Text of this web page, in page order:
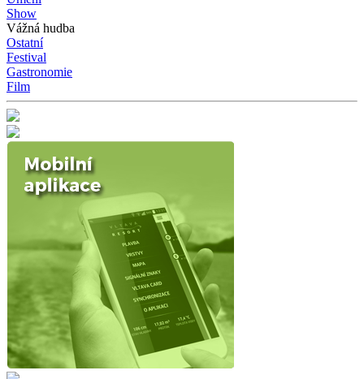
Show
Vážná hudba
Ostatní
Festival
Gastronomie
Film